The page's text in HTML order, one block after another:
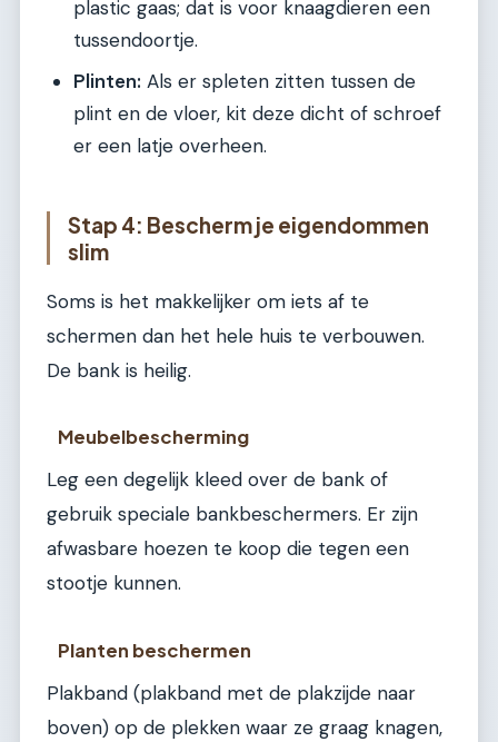
plastic gaas; dat is voor knaagdieren een
tussendoortje.
Plinten: Als er spleten zitten tussen de
plint en de vloer, kit deze dicht of schroef
er een latje overheen.
Stap 4: Bescherm je eigendommen
slim
Soms is het makkelijker om iets af te
schermen dan het hele huis te verbouwen.
De bank is heilig.
Meubelbescherming
Leg een degelijk kleed over de bank of
gebruik speciale bankbeschermers. Er zijn
afwasbare hoezen te koop die tegen een
stootje kunnen.
Planten beschermen
Plakband (plakband met de plakzijde naar
boven) op de plekken waar ze graag knagen,